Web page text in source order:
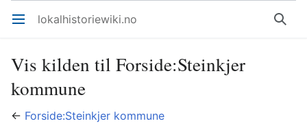
Åpne hovedmenyen lokalhistoriewiki.no Søk
Vis kilden til Forside:Steinkjer
kommune
← Forside:Steinkjer kommune